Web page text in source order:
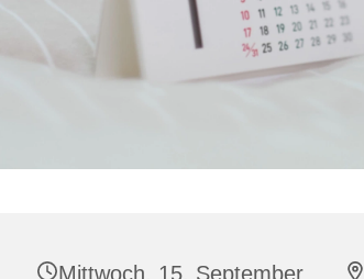
Mittwoch, 15. September